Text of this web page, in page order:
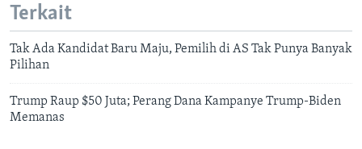
Terkait
Tak Ada Kandidat Baru Maju, Pemilih di AS Tak Punya Banyak
Pilihan
Trump Raup $50 Juta; Perang Dana Kampanye Trump-Biden
Memanas